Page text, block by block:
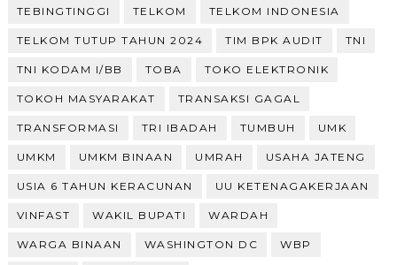
TEBINGTINGGI TELKOM TELKOM INDONESIA
TELKOM TUTUP TAHUN 2024 TIM BPK AUDIT TNI
TNI KODAM I/BB TOBA TOKO ELEKTRONIK
TOKOH MASYARAKAT TRANSAKSI GAGAL
TRANSFORMASI TRI IBADAH TUMBUH UMK
UMKM UMKM BINAAN UMRAH USAHA JATENG
USIA 6 TAHUN KERACUNAN UU KETENAGAKERJAAN
VINFAST WAKIL BUPATI WARDAH
WARGA BINAAN WASHINGTON DC WBP